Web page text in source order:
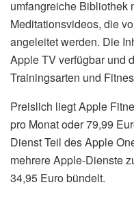
umfangreiche Bibliothek
Meditationsvideos, die
angeleitet werden. Die
Apple TV verfügbar und
Trainingsarten und
Preislich liegt Apple
pro Monat oder 79,99
Dienst Teil des Apple
mehrere Apple-Dienste
34,95 Euro bündelt.